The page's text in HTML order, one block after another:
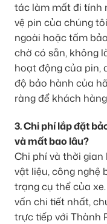
tác làm mất đi tính
vệ pin của chúng
ngoài hoặc tấm
chờ có sẵn, không
hoạt động của pin,
độ bảo hành của
ràng để khách
3. Chi phí lắp đặt
và mất bao lâu?
Chi phí và thời
vật liệu, công nghệ
trạng cụ thể của
vấn chi tiết nhất,
trực tiếp với Thành